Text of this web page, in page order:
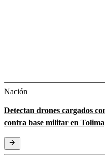
Nación
Detectan drones cargados
contra base militar en